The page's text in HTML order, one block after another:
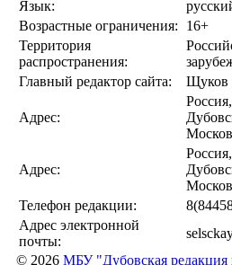
Язык:
Возрастные ограничения:
16+
Территория
распространения:
Главный редактор сайта:
Щуков
Адрес:
Адрес:
Телефон редакции:
Адрес электронной
почты:
© 2026 МБУ "Дубовская редакция